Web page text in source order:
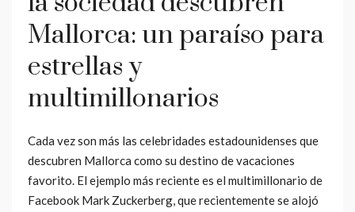
Mallorca: un paraíso para
estrellas y
multimillonarios
Cada vez son más las celebridades estadounidenses que
descubren Mallorca como su destino de vacaciones
favorito. El ejemplo más reciente es el multimillonario de
Facebook Mark Zuckerberg, que recientemente se alojó